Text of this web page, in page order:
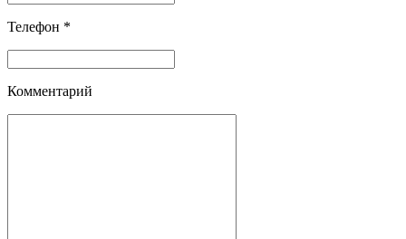
Телефон *
Комментарий